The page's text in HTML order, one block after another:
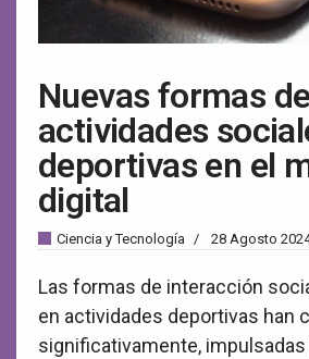
Nuevas formas
actividades
deportivas en el
digital
Ciencia y Tecnología 28 Agosto
Las formas de interacción
en actividades deportivas han
significativamente, impulsadas